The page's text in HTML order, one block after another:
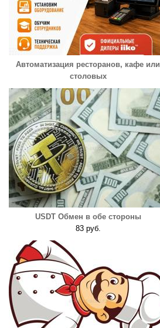
Автоматизация ресторанов, кафе или
столовых
USDT Обмен в обе стороны
83 руб.